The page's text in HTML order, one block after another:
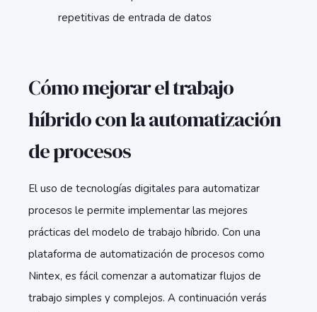
repetitivas de entrada de datos
Cómo mejorar el trabajo
híbrido con la automatización
de procesos
El uso de tecnologías digitales para automatizar
procesos le permite implementar las mejores
prácticas del modelo de trabajo híbrido. Con una
plataforma de automatización de procesos como
Nintex, es fácil comenzar a automatizar flujos de
trabajo simples y complejos. A continuación verás